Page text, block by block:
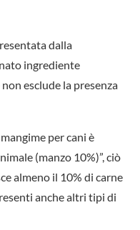
dalla
ingrediente
esclude la presenza
per cani è
(manzo 10%)”, ciò
almeno il 10% di carne
anche altri tipi di